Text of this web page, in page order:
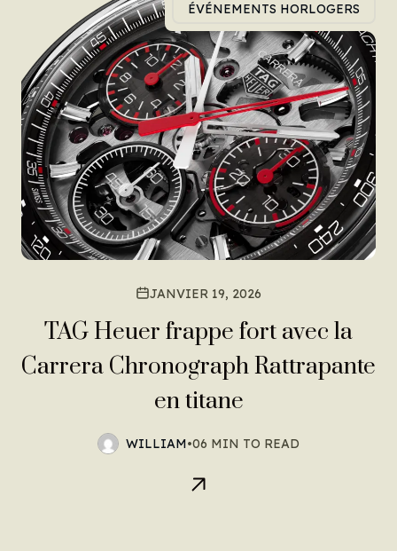
ÉVÉNEMENTS HORLOGERS
JANVIER 19, 2026
TAG Heuer frappe fort avec la
Carrera Chronograph Rattrapante
en titane
WILLIAM•06 MIN TO READ